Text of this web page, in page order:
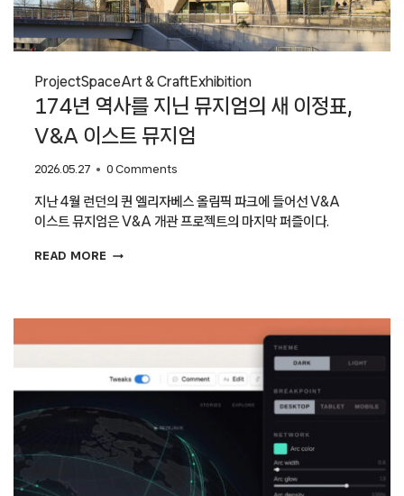
ProjectSpaceArt & CraftExhibition
174년 역사를 지닌 뮤지엄의 새 이정표,
V&A 이스트 뮤지엄
2026.05.27 0 Comments
지난 4월 런던의 퀸 엘리자베스 올림픽 파크에 들어선 V&A
이스트 뮤지엄은 V&A 개관 프로젝트의 마지막 퍼즐이다.
READ MORE 174년
새
V&A
뮤지엄